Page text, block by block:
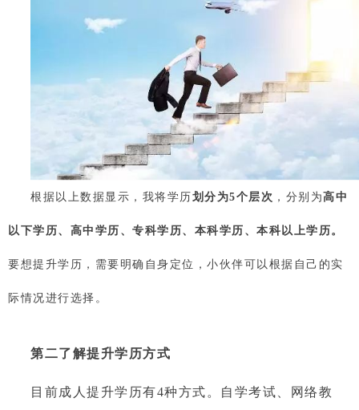
根据以上数据显示，我将学历 划分为5个层次 ，分别为高中
以下学历、高中学历、专科学历、本科学历、本科以上学历。
要想提升学历，需要明确自身定位，小伙伴可以根据自己的实
际情况进行选择。
第二了解提升学历方式
目前成人提升学历有4种方式 。自 学考试 、网络教